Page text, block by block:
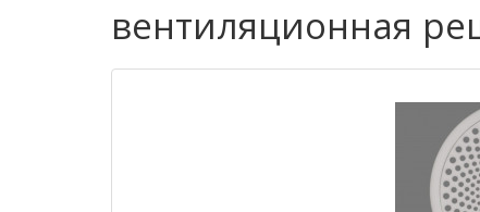
вентиляционная